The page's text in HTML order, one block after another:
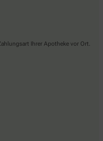
Ihrer Apotheke vor Ort.